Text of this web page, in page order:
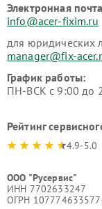
Электронная
info@acer-fixim.ru
для юридических
manager@fix-
График работы:
ПН-ВСК с 9:00 до
Рейтинг
4.9-5.0
ООО "Русервис"
ИНН 7702633247
ОГРН